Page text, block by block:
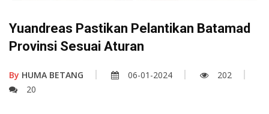
Yuandreas Pastikan Pelantikan Batamad
Provinsi Sesuai Aturan
By HUMA BETANG 06-01-2024
202
20